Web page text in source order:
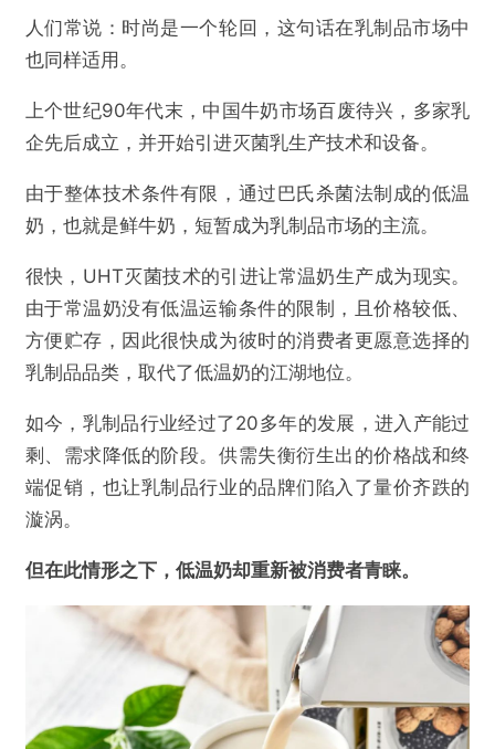
人们常说：时尚是一个轮回，这句话在乳制品市场中
也同样适用。
上个世纪90年代末，中国牛奶市场百废待兴，多家乳
企先后成立，并开始引进灭菌乳生产技术和设备。
由于整体技术条件有限，通过巴氏杀菌法制成的低温
奶，也就是鲜牛奶，短暂成为乳制品市场的主流。
很快，UHT灭菌技术的引进让常温奶生产成为现实。
由于常温奶没有低温运输条件的限制，且价格较低、
方便贮存，因此很快成为彼时的消费者更愿意选择的
乳制品品类，取代了低温奶的江湖地位。
如今，乳制品行业经过了20多年的发展，进入产能过
剩、需求降低的阶段。供需失衡衍生出的价格战和终
端促销，也让乳制品行业的品牌们陷入了量价齐跌的
漩涡。
但在此情形之下，低温奶却重新被消费者青睐。